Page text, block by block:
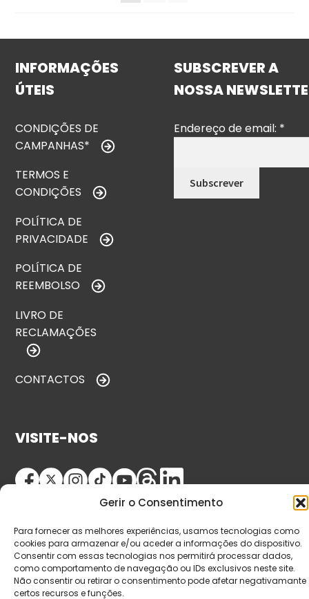
Gerir o Consentimento
Para fornecer as melhores experiências, usamos tecnologias como
cookies para armazenar e/ou aceder a informações do dispositivo.
Consentir com essas tecnologias nos permitirá processar dados,
como comportamento de navegação ou IDs exclusivos neste site.
Não consentir ou retirar o consentimento pode afetar negativamante
certos recursos e funções.
INFORMAÇÕES
ÚTEIS
CONDIÇÕES DE
CAMPANHAS*
TERMOS E
CONDIÇÕES
POLÍTICA DE
PRIVACIDADE
POLÍTICA DE
REEMBOLSO
LIVRO DE
RECLAMAÇÕES
CONTACTOS
SUBSCREVER A
NOSSA
Endereço de email: *
VISITE-NOS
© Copyright 2026 Saída de Emergência. Todos os
direitos reservados.